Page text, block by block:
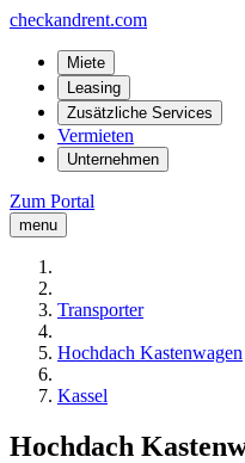
checkandrent.com
Miete
Leasing
Zusätzliche Services
Vermieten
Unternehmen
Zum Portal
menu
Transporter
Hochdach Kastenwagen
Kassel
Hochdach